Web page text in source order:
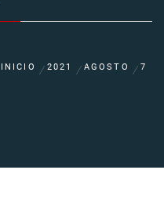
INICIO 2021 AGOSTO 7